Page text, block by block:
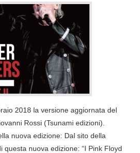
2018 la versione aggiornata del
Rossi (Tsunami edizioni).
nuova edizione: Dal sito della
questa nuova edizione: “I Pink Floyd